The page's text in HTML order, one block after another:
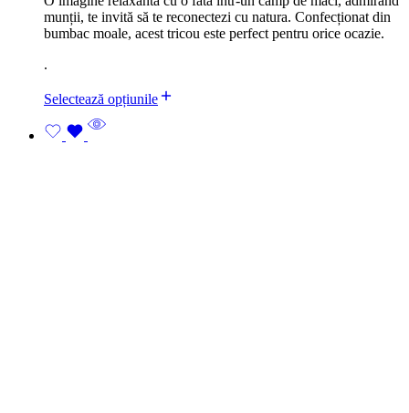
munții, te invită să te reconectezi cu natura. Confecționat din
bumbac moale, acest tricou este perfect pentru orice ocazie.
.
Selectează opțiunile